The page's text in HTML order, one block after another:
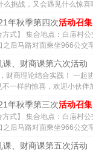
挑战，又会遇见什么惊喜
年秋季第四次活动召集
式】 集合地点：白庙村
后马路对面乘坐966公交
、财商课第六次活动
财商理论结合实践！ 一
一样的惊喜，欢迎小伙伴
年秋季第三次活动召集
式】 集合地点：白庙村
后马路对面乘坐966公交
、财商课第五次活动